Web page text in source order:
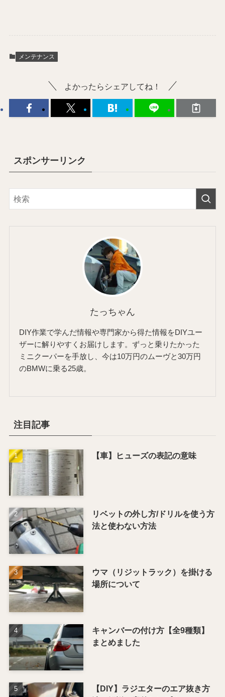
メンテナンス
よかったらシェアしてね！
スポンサーリンク
たっちゃん
DIY作業で学んだ情報や専門家から得た情報をDIYユー
ザーに解りやすくお届けします。ずっと乗りたかった
ミニクーパーを手放し、今は10万円のムーヴと30万円
のBMWに乗る25歳。
注目記事
【車】ヒューズの表記の意味
リベットの外し方/ドリルを使う方
法と使わない方法
ウマ（リジットラック）を掛ける
場所について
キャンバーの付け方【全9種類】
まとめました
【DIY】ラジエターのエア抜き方